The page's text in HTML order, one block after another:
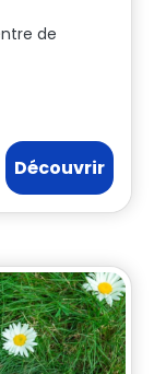
de
Découvrir